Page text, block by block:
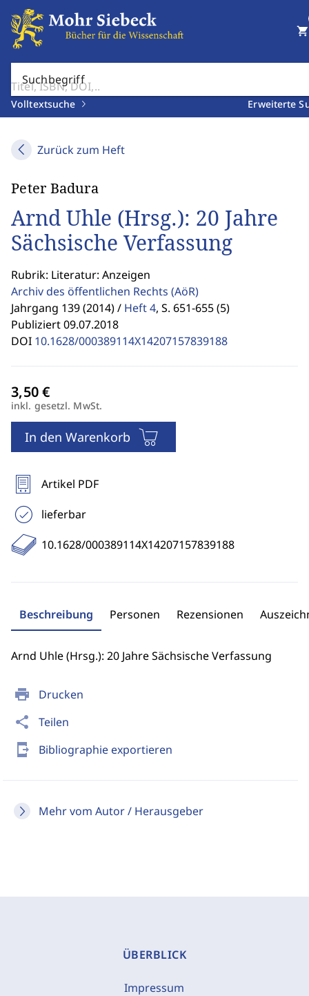
Suchbegriff
Volltextsuche Erweiterte
shopping_cart
Zurück zum Heft
print Drucken
share Teilen
send_to_mobile Bibliographie exportieren
Mehr vom Autor / Herausgeber
Peter Badura
Arnd Uhle (Hrsg.): 20 Jahre
Sächsische Verfassung
Rubrik: Literatur: Anzeigen
Archiv des öffentlichen Rechts (AöR)
Jahrgang 139 (2014) / Heft 4, S. 651-655 (5)
Publiziert 09.07.2018
DOI 10.1628/000389114X14207157839188
inkl. gesetzl. MwSt.
In den Warenkorb
Artikel PDF
lieferbar
10.1628/000389114X14207157839188
Beschreibung Personen Rezensionen
Arnd Uhle (Hrsg.): 20 Jahre Sächsische Verfassung
ÜBERBLICK
Impressum